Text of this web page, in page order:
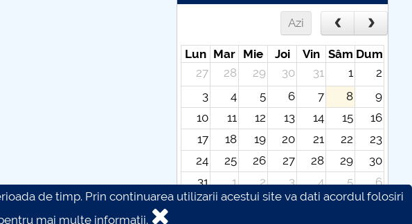
Azi
Lun Mar Mie Joi Vin Sâm Dum
27
28 29 30 31 1
2
3
4 5 6 7 8
9
10
11 12 13 14 15
16
17
18 19 20 21 22
23
24
25 26 27 28 29
30
31
1 2 3 4 5
6
de timp. Prin continuarea utilizarii acestui site va dati acordul folosiri
mai multe informatii.